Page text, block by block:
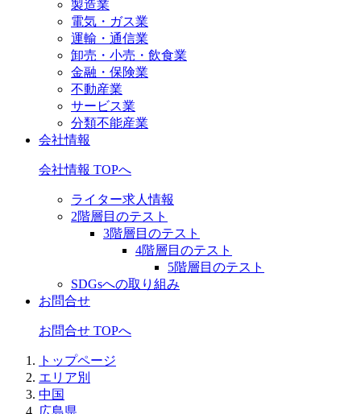
製造業
電気・ガス業
運輸・通信業
卸売・小売・飲食業
金融・保険業
不動産業
サービス業
分類不能産業
会社情報
会社情報 TOPへ
ライター求人情報
2階層目のテスト
3階層目のテスト
4階層目のテスト
5階層目のテスト
SDGsへの取り組み
お問合せ
お問合せ TOPへ
トップページ
エリア別
中国
広島県